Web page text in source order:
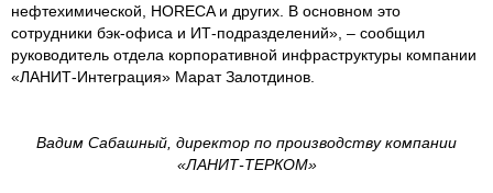
нефтехимической, HORECA и других. В основном это
сотрудники бэк-офиса и ИТ-подразделений», – сообщил
руководитель отдела корпоративной инфраструктуры компании
«ЛАНИТ-Интеграция» Марат Залотдинов.
Вадим Сабашный, директор по производству компании
«ЛАНИТ-ТЕРКОМ»